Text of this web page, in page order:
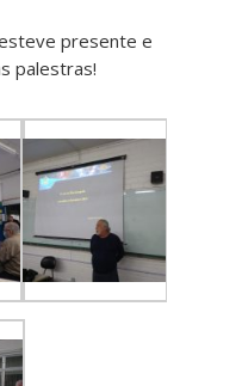
presente e
palestras!